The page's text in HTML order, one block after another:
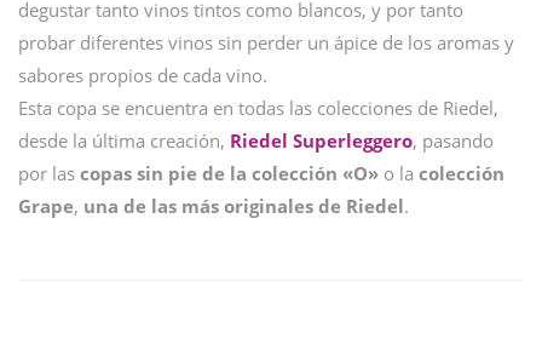
degustar tanto vinos tintos como blancos, y por tanto
probar diferentes vinos sin perder un ápice de los aromas y
sabores propios de cada vino.
Esta copa se encuentra en todas las colecciones de Riedel,
desde la última creación, Riedel Superleggero, pasando
por las copas sin pie de la colección «O» o la colección
Grape, una de las más originales de Riedel.